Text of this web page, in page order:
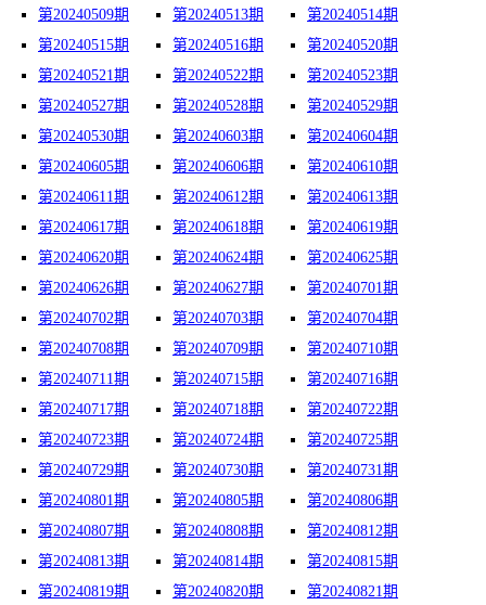
第20240509期
第20240513期
第20240514期
第20240515期
第20240516期
第20240520期
第20240521期
第20240522期
第20240523期
第20240527期
第20240528期
第20240529期
第20240530期
第20240603期
第20240604期
第20240605期
第20240606期
第20240610期
第20240611期
第20240612期
第20240613期
第20240617期
第20240618期
第20240619期
第20240620期
第20240624期
第20240625期
第20240626期
第20240627期
第20240701期
第20240702期
第20240703期
第20240704期
第20240708期
第20240709期
第20240710期
第20240711期
第20240715期
第20240716期
第20240717期
第20240718期
第20240722期
第20240723期
第20240724期
第20240725期
第20240729期
第20240730期
第20240731期
第20240801期
第20240805期
第20240806期
第20240807期
第20240808期
第20240812期
第20240813期
第20240814期
第20240815期
第20240819期
第20240820期
第20240821期